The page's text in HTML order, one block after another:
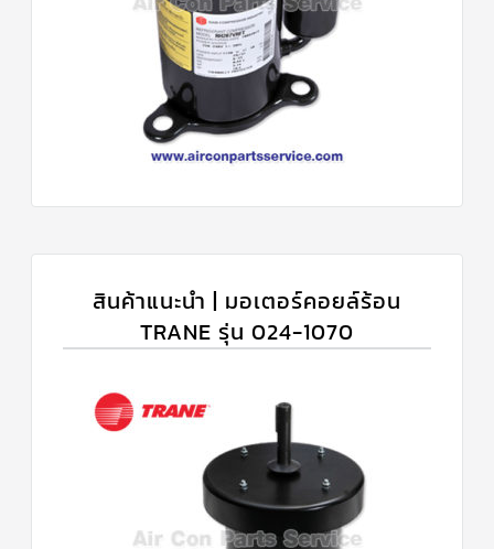
สินค้าแนะนำ | มอเตอร์คอยล์ร้อน
TRANE รุ่น 024-1070